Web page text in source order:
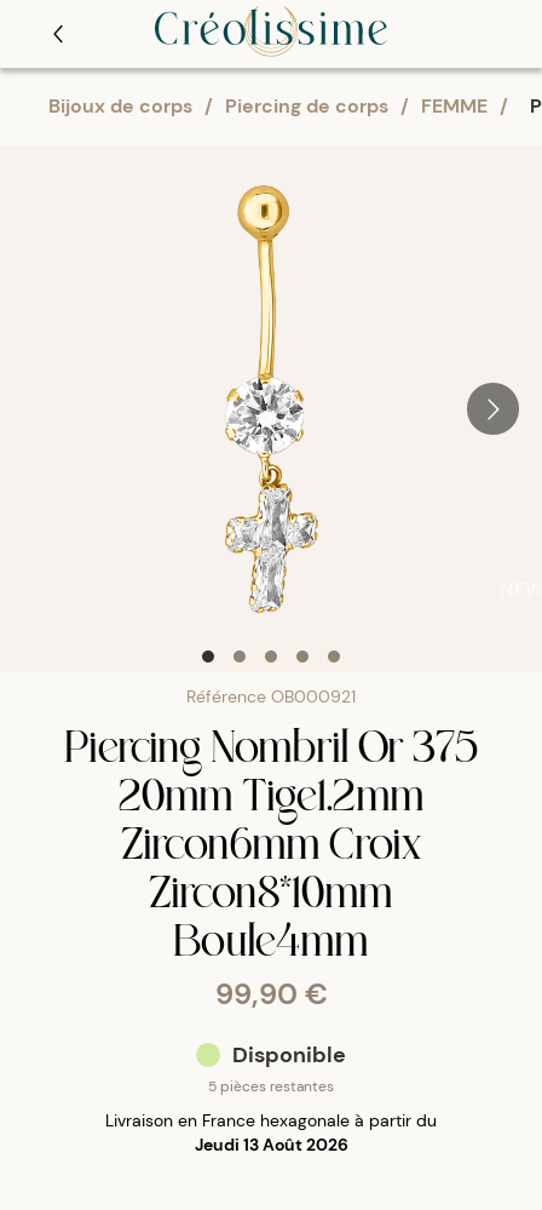
Bijoux de corps / Piercing de corps / FEMME /
Référence OB000921
Piercing Nombril Or 375
20mm Tige1.2mm
Zircon6mm Croix
Zircon8*10mm
Boule4mm
99,90 €
Disponible
5 pièces restantes
Livraison en France hexagonale à partir du
Jeudi 13 Août 2026